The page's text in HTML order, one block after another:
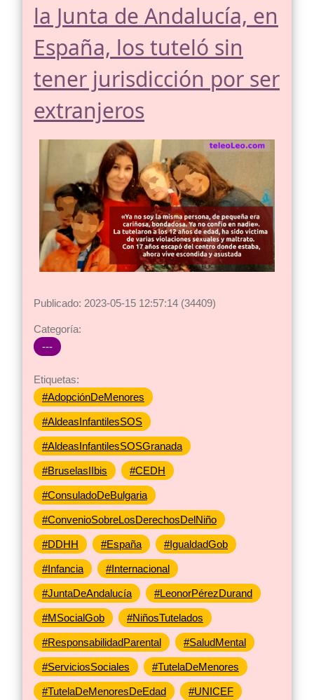
la Junta de Andalucía, en
España, los tuteló sin
tener jurisdicción por ser
extranjeros
Publicado: 2023-05-15 12:57:14 (34409)
Categoría:
---
Etiquetas:
#AdopciónDeMenores
#AldeasInfantilesSOS
#AldeasInfantilesSOSGranada
#BruselasIIbis #CEDH
#ConsuladoDeBulgaria
#ConvenioSobreLosDerechosDelNiño
#DDHH #España #IgualdadGob
#Infancia #Internacional
#JuntaDeAndalucía #LeonorPérezDurand
#MSocialGob #NiñosTutelados
#ResponsabilidadParental #SaludMental
#ServiciosSociales #TutelaDeMenores
#TutelaDeMenoresDeEdad #UNICEF